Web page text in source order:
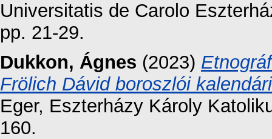
Universitatis de Carolo
pp. 21-29.
Dukkon, Ágnes (2023)
Frölich Dávid boroszlói
Eger, Eszterházy Károly
160.